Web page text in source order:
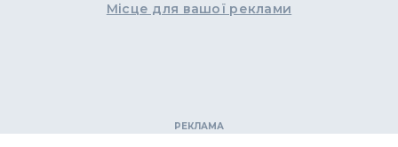
Місце для вашої реклами